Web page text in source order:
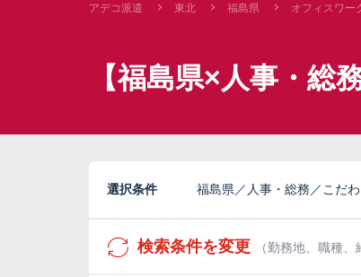
アデコ派遣 東北 福島県 オフィスワー
【福島県×人事・総
選択条件 福島県／人事・総務／こだ
検索条件を変更 （勤務地、職種